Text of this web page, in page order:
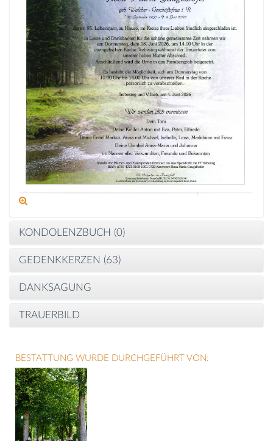
KONDOLENZBUCH (0)
GEDENKKERZEN (63)
DANKSAGUNG
TRAUERBILD
BESTATTUNG WURDE DURCHGEFÜHRT VON: